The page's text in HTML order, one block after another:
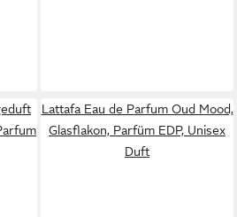
Lattafa Eau de Parfum Oud Mood,
Glasflakon, Parfüm EDP, Unisex
Duft